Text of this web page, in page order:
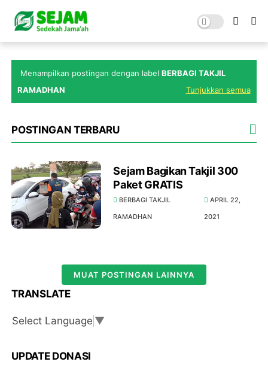
Menampilkan postingan dengan labelBERBAGI TAKJIL
RAMADHAN
Tunjukkan semua
POSTINGAN TERBARU
Sejam Bagikan Takjil 300
Paket GRATIS
BERBAGI TAKJIL
RAMADHAN
APRIL 22,
2021
MUAT POSTINGAN LAINNYA
TRANSLATE
Select Language ▼
UPDATE DONASI